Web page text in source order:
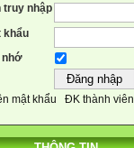
truy nhập
khẩu
nhớ
mật khẩu ĐK thành viên